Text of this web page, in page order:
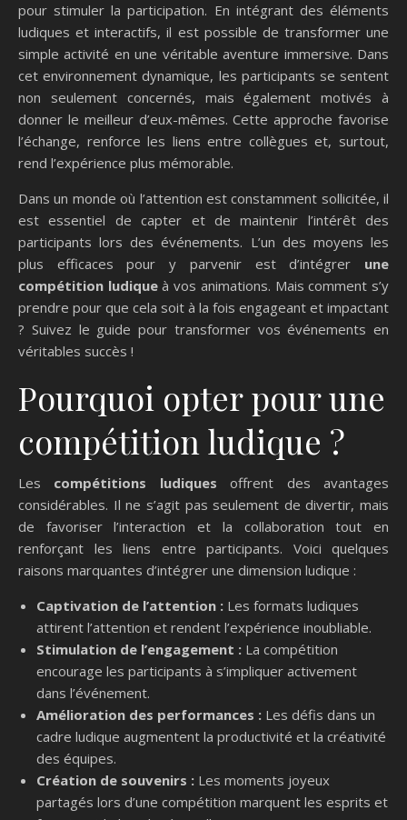
pour stimuler la participation. En intégrant des éléments
ludiques et interactifs, il est possible de transformer une
simple activité en une véritable aventure immersive. Dans
cet environnement dynamique, les participants se sentent
non seulement concernés, mais également motivés à
donner le meilleur d’eux-mêmes. Cette approche favorise
l’échange, renforce les liens entre collègues et, surtout,
rend l’expérience plus mémorable.
Dans un monde où l’attention est constamment sollicitée, il
est essentiel de capter et de maintenir l’intérêt des
participants lors des événements. L’un des moyens les
plus efficaces pour y parvenir est d’intégrer une
compétition ludiqueà vos animations. Mais comment s’y
prendre pour que cela soit à la fois engageant et impactant
? Suivez le guide pour transformer vos événements en
véritables succès !
Pourquoi opter pour une
compétition ludique ?
Les compétitions ludiques offrent des avantages
considérables. Il ne s’agit pas seulement de divertir, mais
de favoriser l’interaction et la collaboration tout en
renforçant les liens entre participants. Voici quelques
raisons marquantes d’intégrer une dimension ludique :
Captivation de l’attention : Les formats ludiques
attirent l’attention et rendent l’expérience inoubliable.
Stimulation de l’engagement : La compétition
encourage les participants à s’impliquer activement
dans l’événement.
Amélioration des performances : Les défis dans un
cadre ludique augmentent la productivité et la créativité
des équipes.
Création de souvenirs : Les moments joyeux
partagés lors d’une compétition marquent les esprits et